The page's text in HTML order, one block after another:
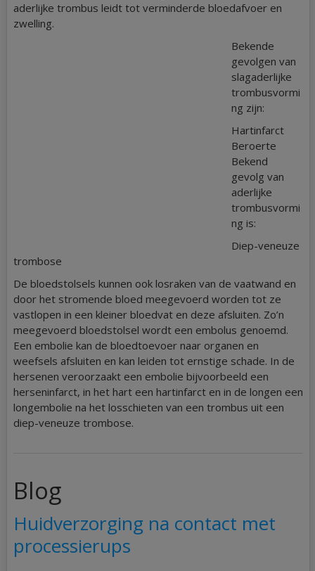
aderlijke trombus leidt tot verminderde bloedafvoer en
zwelling.
Bekende
gevolgen van
slagaderlijke
trombusvormi
ng zijn:
Hartinfarct
Beroerte
Bekend
gevolg van
aderlijke
trombusvormi
ng is:
Diep-veneuze
trombose
De bloedstolsels kunnen ook losraken van de vaatwand en
door het stromende bloed meegevoerd worden tot ze
vastlopen in een kleiner bloedvat en deze afsluiten. Zo’n
meegevoerd bloedstolsel wordt een embolus genoemd.
Een embolie kan de bloedtoevoer naar organen en
weefsels afsluiten en kan leiden tot ernstige schade. In de
hersenen veroorzaakt een embolie bijvoorbeeld een
herseninfarct, in het hart een hartinfarct en in de longen een
longembolie na het losschieten van een trombus uit een
diep-veneuze trombose.
Blog
Huidverzorging na contact met
processierups